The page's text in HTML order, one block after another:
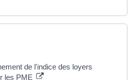
de l'indice des loyers
les PME